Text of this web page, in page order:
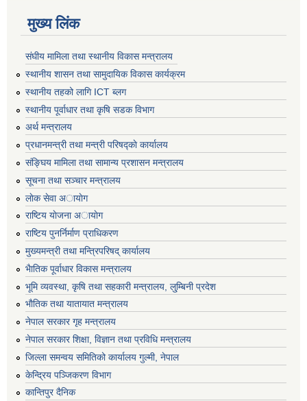
मुख्य लिंक
संघीय मामिला तथा स्थानीय विकास मन्त्रालय
स्थानीय शासन तथा सामुदायिक विकास कार्यक्रम
स्थानीय तहको लागि ICT ब्लग
स्थानीय पूर्वाधार तथा कृषि सडक विभाग
अर्थ मन्त्रालय
प्रधानमन्त्री तथा मन्त्री परिषद्काे कार्यालय
संङ्घिय मामिला तथा सामान्य प्रशासन मन्त्रालय
सूचना तथा सञ्चार मन्त्रालय
लाेक सेवा अायाेग
राष्टिय याेजना अायाेग
राष्टिय पुनर्निर्माण प्राधिकरण
मुख्यमन्त्री तथा मन्त्रिपरिषद् कार्यालय
भैातिक पूर्वाधार विकास मन्त्रालय
भूमि व्यवस्था, कृषि तथा सहकारी मन्त्रालय, लु्म्बिनी प्रदेश
भाैतिक तथा यातायात मन्त्रालय
नेपाल सरकार गृह मन्त्रालय
नेपाल सरकार शिक्षा, विज्ञान तथा प्रविधि मन्त्रालय
जिल्ला समन्वय समितिको कार्यालय गुल्मी, नेपाल
केन्द्रिय पञ्जिकरण विभाग
कान्तिपुर दैनिक